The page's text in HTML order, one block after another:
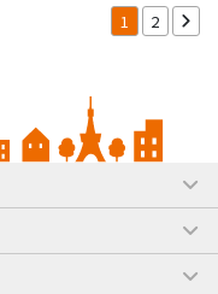
1 2